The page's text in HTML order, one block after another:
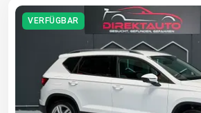
VERFÜGBAR